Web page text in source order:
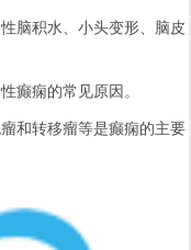
脑积水、小头变形、脑皮
痫的常见原因。
和转移瘤等是癫痫的主要